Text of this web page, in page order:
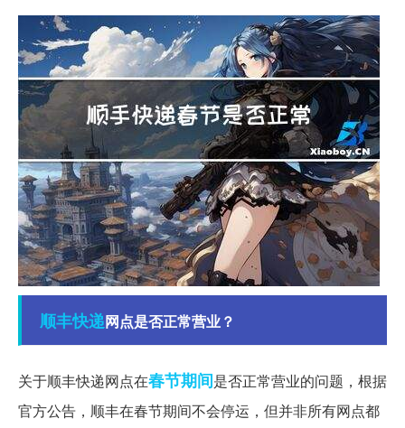
顺丰快递网点是否正常营业？
关于顺丰快递网点在春节期间是否正常营业的问题，根据
官方公告，顺丰在春节期间不会停运，但并非所有网点都